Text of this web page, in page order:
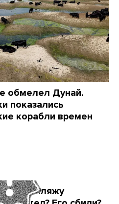
обмелел Дунай.
показались
корабли времен
по пляжу